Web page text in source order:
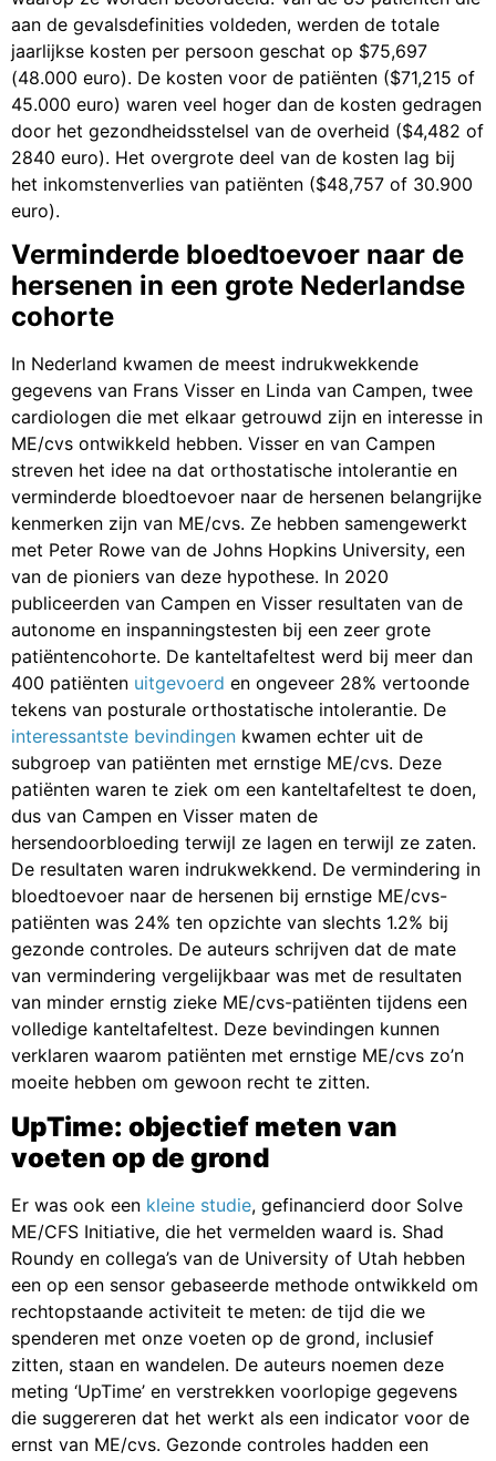
aan de gevalsdefinities voldeden, werden de totale
jaarlijkse kosten per persoon geschat op $75,697
(48.000 euro). De kosten voor de patiënten ($71,215 of
45.000 euro) waren veel hoger dan de kosten gedragen
door het gezondheidsstelsel van de overheid ($4,482 of
2840 euro). Het overgrote deel van de kosten lag bij
het inkomstenverlies van patiënten ($48,757 of 30.900
euro).
Verminderde bloedtoevoer naar de
hersenen in een grote Nederlandse
cohorte
In Nederland kwamen de meest indrukwekkende
gegevens van Frans Visser en Linda van Campen, twee
cardiologen die met elkaar getrouwd zijn en interesse in
ME/cvs ontwikkeld hebben. Visser en van Campen
streven het idee na dat orthostatische intolerantie en
verminderde bloedtoevoer naar de hersenen belangrijke
kenmerken zijn van ME/cvs. Ze hebben samengewerkt
met Peter Rowe van de Johns Hopkins University, een
van de pioniers van deze hypothese. In 2020
publiceerden van Campen en Visser resultaten van de
autonome en inspanningstesten bij een zeer grote
patiëntencohorte. De kanteltafeltest werd bij meer dan
400 patiënten uitgevoerd en ongeveer 28% vertoonde
tekens van posturale orthostatische intolerantie. De
interessantste bevindingen kwamen echter uit de
subgroep van patiënten met ernstige ME/cvs. Deze
patiënten waren te ziek om een kanteltafeltest te doen,
dus van Campen en Visser maten de
hersendoorbloeding terwijl ze lagen en terwijl ze zaten.
De resultaten waren indrukwekkend. De vermindering in
bloedtoevoer naar de hersenen bij ernstige ME/cvs-
patiënten was 24% ten opzichte van slechts 1.2% bij
gezonde controles. De auteurs schrijven dat de mate
van vermindering vergelijkbaar was met de resultaten
van minder ernstig zieke ME/cvs-patiënten tijdens een
volledige kanteltafeltest. Deze bevindingen kunnen
verklaren waarom patiënten met ernstige ME/cvs zo’n
moeite hebben om gewoon recht te zitten.
UpTime: objectief meten van
voeten op de grond
Er was ook een kleine studie, gefinancierd door Solve
ME/CFS Initiative, die het vermelden waard is. Shad
Roundy en collega’s van de University of Utah hebben
een op een sensor gebaseerde methode ontwikkeld om
rechtopstaande activiteit te meten: de tijd die we
spenderen met onze voeten op de grond, inclusief
zitten, staan en wandelen. De auteurs noemen deze
meting ‘UpTime’ en verstrekken voorlopige gegevens
die suggereren dat het werkt als een indicator voor de
ernst van ME/cvs. Gezonde controles hadden een